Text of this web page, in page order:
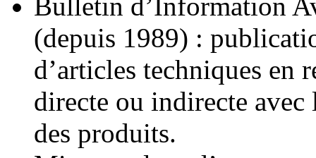
(depuis 1989) :
d’articles techniques en
directe ou indirecte avec
des produits.